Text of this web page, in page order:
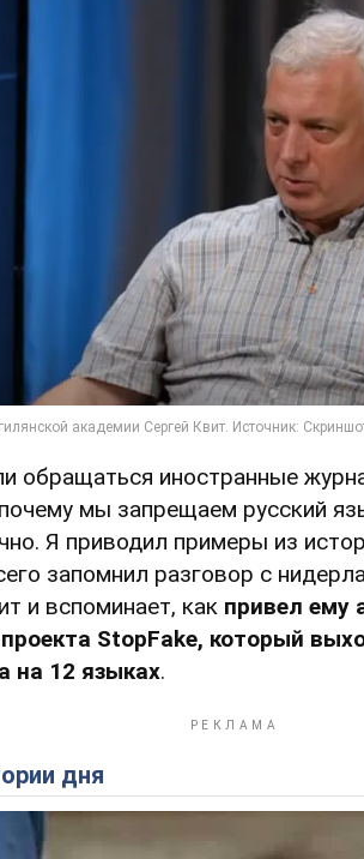
обращаться иностранные
мы запрещаем русский
Я приводил примеры из
запомнил разговор с
и вспоминает, как привел ему
StopFake, который
на 12 языках.
дня